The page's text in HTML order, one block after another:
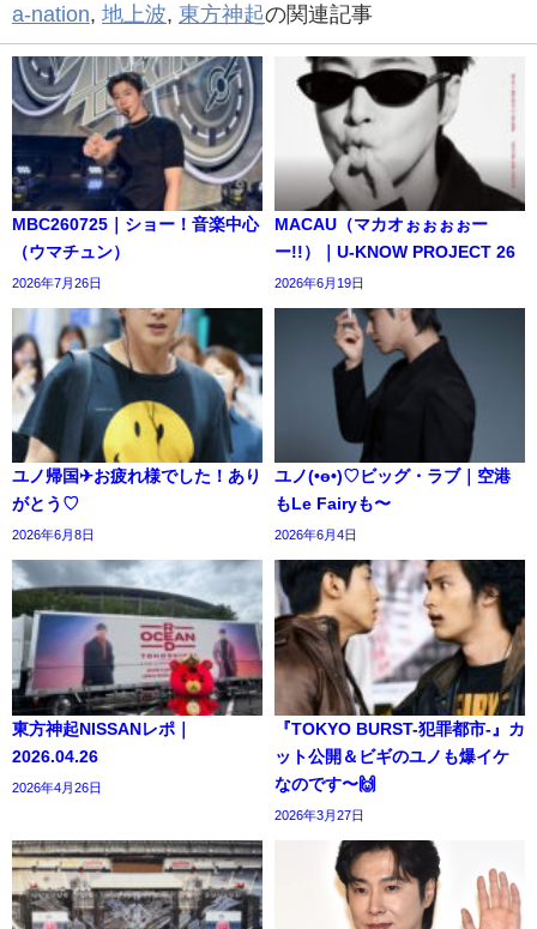
a-nation, 地上波, 東方神起の関連記事
MBC260725｜ショー！音楽中心
（ウマチュン）
2026年7月26日
MACAU（マカオぉぉぉぉー
ー!!）｜U-KNOW PROJECT 26
2026年6月19日
ユノ帰国✈お疲れ様でした！あり
がとう♡
2026年6月8日
ユノ(•ө•)♡ビッグ・ラブ｜空港
もLe Fairyも〜
2026年6月4日
東方神起NISSANレポ｜
2026.04.26
2026年4月26日
『TOKYO BURST-犯罪都市-』カ
ット公開＆ビギのユノも爆イケ
なのです〜🙌
2026年3月27日